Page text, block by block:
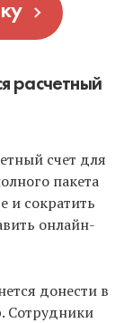
расчетный
счет для
пакета
и сократить
онлайн-
донести в
Сотрудники